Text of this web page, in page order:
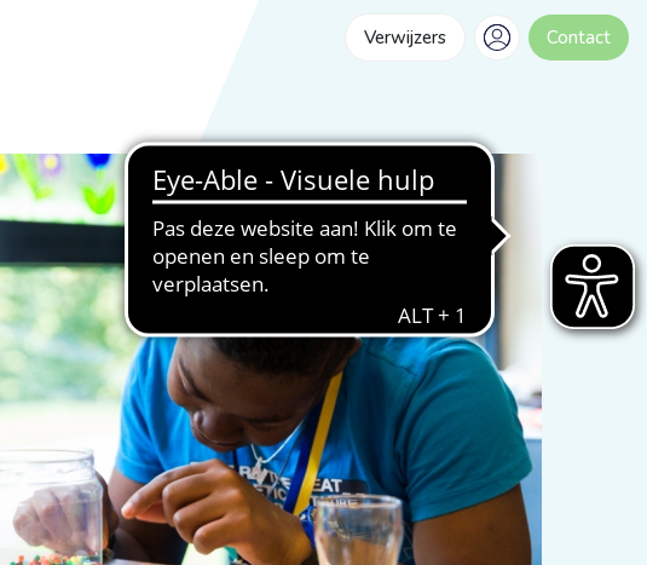
Verwijzers Contact